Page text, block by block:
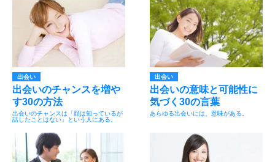
出会い
出会いのチャンスを増や
す30の方法
出会いのチャンスは「顔は知っているが
話したことはない」という人にある。
出会い
出会いの意味と可能性に
気づく30の言葉
あらゆる出会いには、意味がある。